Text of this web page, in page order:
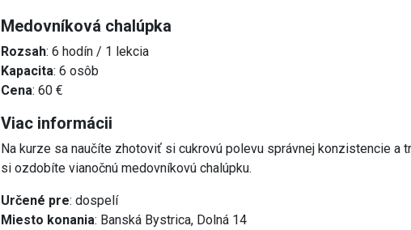
Medovníková chalúpka
Rozsah: 6 hodín / 1 lekcia
Kapacita: 6 osôb
Cena: 60 €
Viac informácii
Na kurze sa naučíte zhotoviť si cukrovú polevu správnej konzistencie a
si ozdobíte vianočnú medovníkovú chalúpku.
Určené pre: dospelí
Miesto konania: Banská Bystrica, Dolná 14